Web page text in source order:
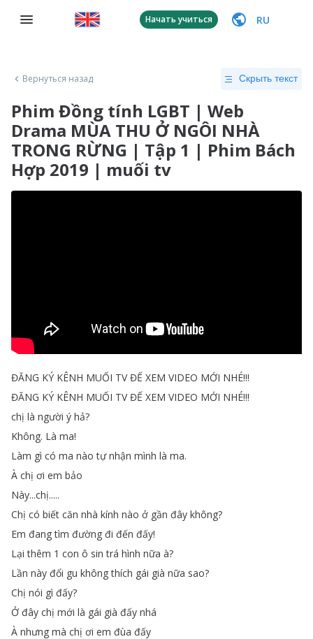
Начать учиться RU
Вернуться назад Скрыть текст
Phim Đồng tính LGBT | Web
Drama MÙA THU Ở NGÔI NHÀ
TRONG RỪNG | Tập 1 | Phim Bách
Hợp 2019 | muối tv
ĐĂNG KÝ KÊNH MUỐI TV ĐẾ XEM VIDEO MỚI NHÉ!!!
ĐĂNG KÝ KÊNH MUỐI TV ĐẾ XEM VIDEO MỚI NHÉ!!!
chị là người ý hả?
Không. Là ma!
Làm gì có ma nào tự nhận mình là ma.
À chị ơi em bảo
Này...chị.....
Chị có biết căn nhà kính nào ở gần đây không?
Em đang tìm đường đi đến đấy!
Lại thêm 1 con ô sin trá hình nữa à?
Lần này đổi gu không thích gái già nữa sao?
Chị nói gì đấy?
Ở đây chị mới là gái già đấy nhá
À nhưng mà chị ơi em đùa đấy